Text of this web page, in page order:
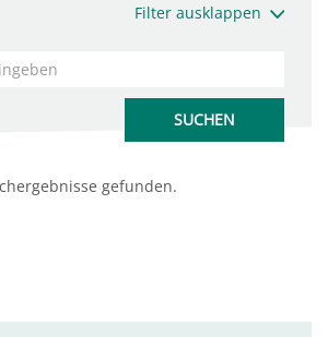
Filter ausklappen
gefunden.